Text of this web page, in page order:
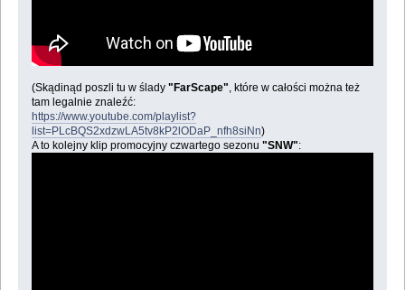
(Skądinąd poszli tu w ślady "FarScape", które w całości można też
tam legalnie znaleźć:
https://www.youtube.com/playlist?
list=PLcBQS2xdzwLA5tv8kP2lODaP_nfh8siNn)
A to kolejny klip promocyjny czwartego sezonu "SNW":